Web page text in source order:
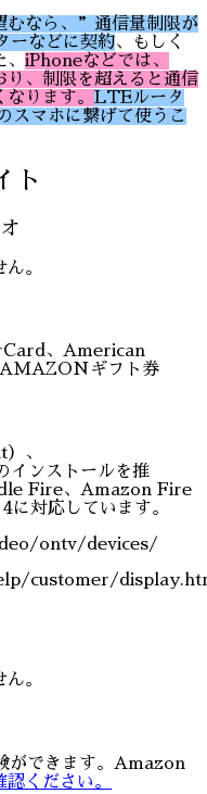
むなら、”通信量制限が
ーなどに契約、もしく
iPhoneなどでは、
り、制限を超えると通信
ります。
LTEルータ
スマホに繋げて使うこ
ト
。
、American
ギフト券
、
ンストールを推
Fire、Amazon Fire
対応しています。
ontv/devices/
customer/
。
ができます。Amazon
ください。